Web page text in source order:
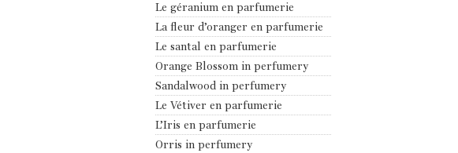
Le géranium en parfumerie
La fleur d’oranger en parfumerie
Le santal en parfumerie
Orange Blossom in perfumery
Sandalwood in perfumery
Le Vétiver en parfumerie
L’Iris en parfumerie
Orris in perfumery